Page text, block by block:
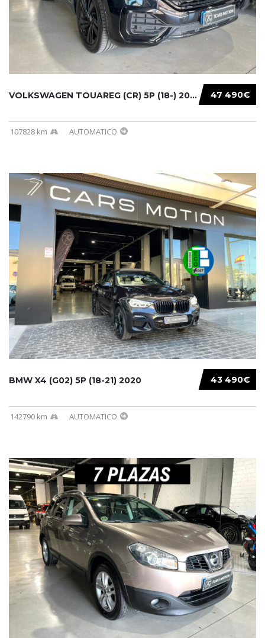
47 490€
VOLKSWAGEN TOUAREG (CR) 5P (18-) 2021...
107828 km AUTOMATICO
43 490€
BMW X4 (G02) 5P (18-21) 2020
142790 km AUTOMATICO